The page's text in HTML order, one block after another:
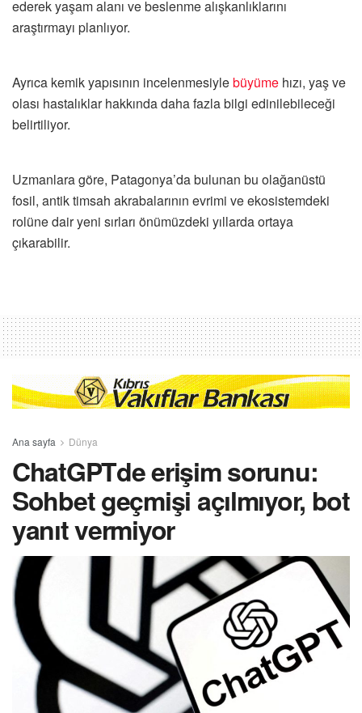
ederek yaşam alanı ve beslenme alışkanlıklarını
araştırmayı planlıyor.
Ayrıca kemik yapısının incelenmesiylebüyüme hızı, yaş ve
olası hastalıklar hakkında daha fazla bilgi edinilebileceği
belirtiliyor.
Uzmanlara göre, Patagonya’da bulunan bu olağanüstü
fosil, antik timsah akrabalarının evrimi ve ekosistemdeki
rolüne dair yeni sırları önümüzdeki yıllarda ortaya
çıkarabilir.
Ana sayfa Dünya
ChatGPTde erişim sorunu:
Sohbet geçmişi açılmıyor, bot
yanıt vermiyor